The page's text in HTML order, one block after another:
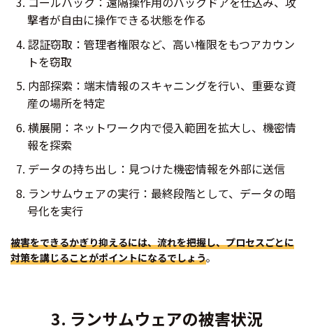
撃者が自由に操作できる状態を作る
認証窃取：管理者権限など、高い権限をもつアカウン
トを窃取
内部探索：端末情報のスキャニングを行い、重要な資
産の場所を特定
横展開：ネットワーク内で侵入範囲を拡大し、機密情
報を探索
データの持ち出し：見つけた機密情報を外部に送信
ランサムウェアの実行：最終段階として、データの暗
号化を実行
被害をできるかぎり抑えるには、流れを把握し、プロセスごとに
対策を講じることがポイントになるでしょう。
3. ランサムウェアの被害状況